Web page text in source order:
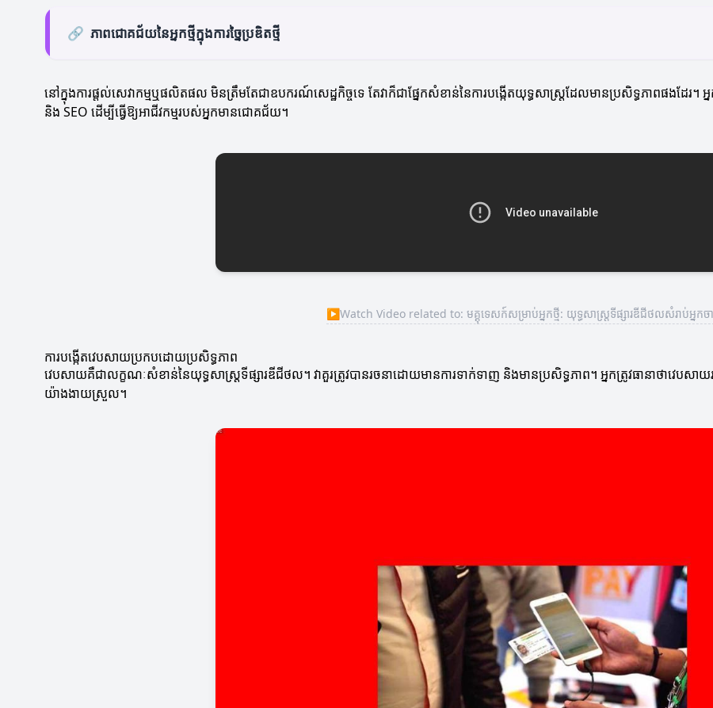
🔗 ភាពជោគជ័យនៃអ្នកថ្មីក្នុងការច្នៃប្រឌិតថ្មី
នៅក្នុងការផ្តល់សេវាកម្មឬផលិតផល មិនត្រឹមតែជាឧបករណ៍សេដ្ឋកិច្ចទេ តែវាក៏ជាផ្នែកសំខាន់នៃការបង្កើតយុទ្ធសាស្រ្តដែលមានប្រសិទ្ធភាពផងដែ
និង SEO ដើម្បីធ្វើឱ្យអាជីវកម្មរបស់អ្នកមានជោគជ័យ។
▶Watch Video related to: មគ្គុទេសក៍សម្រាប់អ្នកថ្មី: យុទ្ធសាស្រ្តទីផ្សារឌីជីថលសំរាប់អ្នកចា
ការបង្កើតវេបសាយប្រកបដោយប្រសិទ្ធភាព
វេបសាយគឺជាលក្ខណៈសំខាន់នៃយុទ្ធសាស្រ្តទីផ្សារឌីជីថល។ វាគួរត្រូវបានរចនាដោយមានការទាក់ទាញ និងមានប្រសិទ្ធភាព។ អ្នកត្រូវធានាថាវេបសា
យ៉ាងងាយស្រួល។